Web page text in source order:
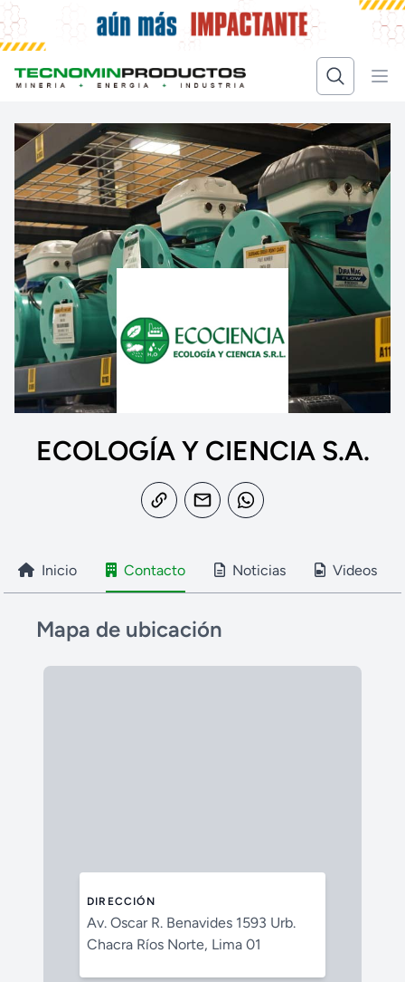
ECOLOGÍA Y CIENCIA S.A.
Inicio Contacto Noticias Videos
Mapa de ubicación
DIRECCIÓN
Av. Oscar R. Benavides 1593 Urb.
Chacra Ríos Norte, Lima 01